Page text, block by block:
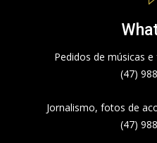
Pedidos de músicas
(47)
Jornalismo, fotos de
(47)